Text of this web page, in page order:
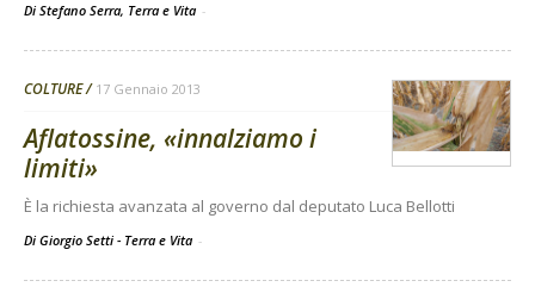
Di Stefano Serra, Terra e Vita -
COLTURE 17 Gennaio 2013
Aflatossine, «innalziamo i
limiti»
È la richiesta avanzata al governo dal deputato Luca Bellotti
Di Giorgio Setti - Terra e Vita -